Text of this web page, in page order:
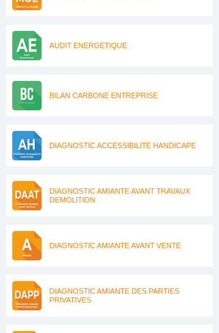
AUDIT ENERGETIQUE
BILAN CARBONE ENTREPRISE
DIAGNOSTIC ACCESSIBILITE HANDICAPE
DIAGNOSTIC AMIANTE AVANT TRAVAUX
DEMOLITION
DIAGNOSTIC AMIANTE AVANT VENTE
DIAGNOSTIC AMIANTE DES PARTIES
PRIVATIVES